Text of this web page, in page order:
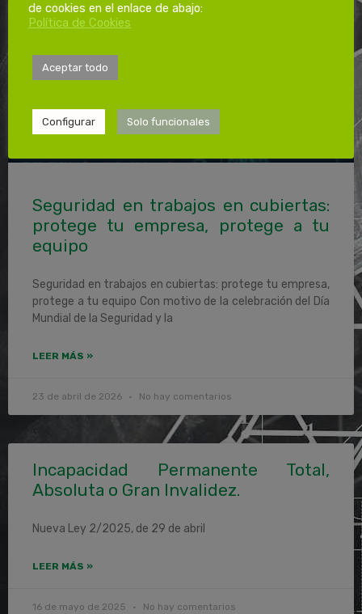
Seguridad en trabajos en cubiertas:
protege tu empresa, protege a tu
equipo
Seguridad en trabajos en cubiertas: protege tu empresa,
protege a tu equipo Con motivo de la celebración del Día
Mundial de la Seguridad y la
LEER MÁS »
23 de abril de 2026 No hay comentarios
Incapacidad Permanente Total,
Absoluta o Gran Invalidez.
Nueva Ley 2/2025, de 29 de abril
LEER MÁS »
16 de mayo de 2025 No hay comentarios
de cookies en el enlace de abajo:
Política de Cookies
Aceptar todo
Configurar Solo funcionales